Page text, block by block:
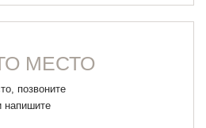
МЕСТО
позвоните
напишите